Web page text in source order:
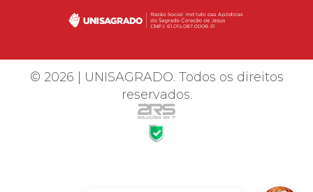
© 2026 | UNISAGRADO. Todos os direitos
reservados.